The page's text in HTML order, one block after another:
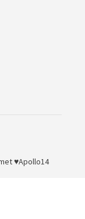
♥Apollo14